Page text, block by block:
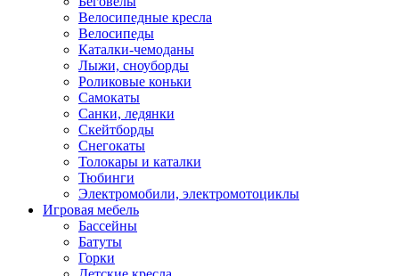
Велосипедные кресла
Велосипеды
Каталки-чемоданы
Лыжи, сноуборды
Роликовые коньки
Самокаты
Санки, ледянки
Скейтборды
Снегокаты
Толокары и каталки
Тюбинги
Электромобили, электромотоциклы
Игровая мебель
Бассейны
Батуты
Горки